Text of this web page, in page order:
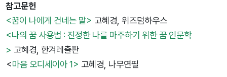
참고문헌
<꿈이 나에게 건네는 말> 고혜경, 위즈덤하우스
<나의 꿈 사용법 : 진정한 나를 마주하기 위한 꿈 인문학
> 고혜경, 한겨레출판
<마음 오디세이아 1> 고혜경, 나무연필